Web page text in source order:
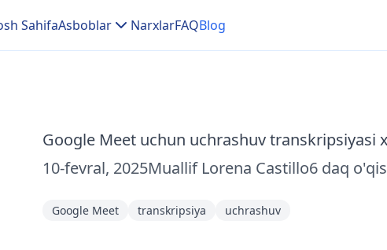
SahifaAsboblar NarxlarFAQBlog
Google Meet uchun uchrashuv transkripsiyasi
10-fevral, 2025Muallif Lorena Castillo6 daq
Google Meet transkripsiya uchrashuv